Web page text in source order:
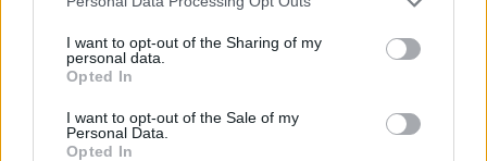
I want to opt-out of the Sharing of my
personal data.
Opted In
I want to opt-out of the Sale of my
Personal Data.
Opted In
Ai rast i rëndë sulmi çoi në një dënim me katër
vjet burg.
Të dashurit e Audriit tani po përballen jo vetëm
me agoninë e vdekjes së saj, por edhe me